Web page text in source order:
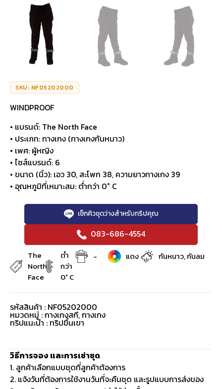
SKU: NF05202000
WINDPROOF
• แบรนด์: The North Face
• ประเภท: กางเกง (กางเกงกันหนาว)
• เพศ: ผู้หญิง
• ไซส์แบรนด์: 6
• ขนาด (นิ้ว): เอว 30, สะโพก 38, ความยาวกางเกง 39
• อุณหภูมิที่เหมาะสม: ต่ำกว่า 0° C
เช็กคิวชุดว่างสำหรับทริปคุณ
083-686-4554
The
North
Face
ต่ำ
กว่า
0° C
- แดง กันหนาว, กันลม
รหัสสินค้า : NF05202000
หมวดหมู่ :กางเกงสกี,กางเกง
ทริปแนะนำ : ทริปขึ้นเขา
วิธีการจอง และการเช่าชุด
1. ลูกค้าเลือกแบบชุดที่ลูกค้าต้องการ
2. แจ้งวันที่ต้องการใช้งานวันที่จะคืนชุด และรูปแบบการส่งของ